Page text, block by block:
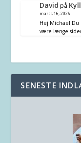
David på
marts 16, 2026
Hej Michael
være længe
SENESTE